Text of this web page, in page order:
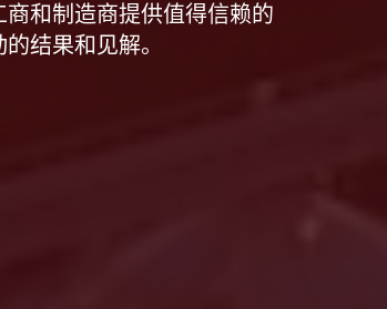
和制造商提供值得信赖的
结果和见解。